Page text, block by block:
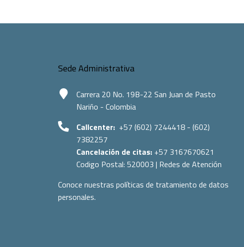
Sede Administrativa
Carrera 20 No. 19B-22 San Juan de Pasto
Nariño - Colombia
Callcenter: +57 (602) 7244418 - (602)
7382257
Cancelación de citas: +57 3167670621
Codigo Postal: 520003 | Redes de Atención
Conoce nuestras políticas de tratamiento de datos
personales.